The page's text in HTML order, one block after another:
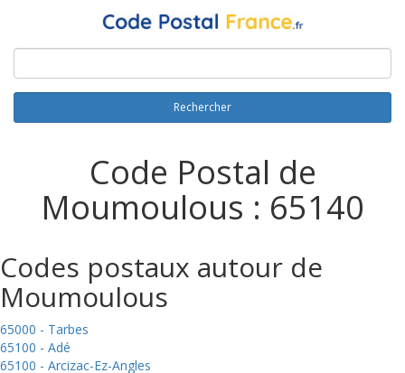
Rechercher
Code Postal de
Moumoulous : 65140
Codes postaux autour de
Moumoulous
65000 - Tarbes
65100 - Adé
65100 - Arcizac-Ez-Angles